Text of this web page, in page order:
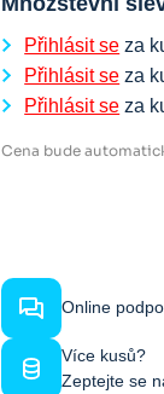
Přihlásit se za
Přihlásit se za
Přihlásit se za
Cena bude
Online
Více kusů?
Zeptejte se